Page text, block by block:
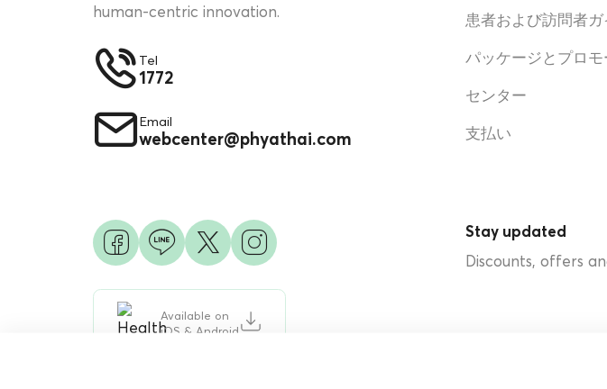
human-centric innovation.
Tel
1772
Email
webcenter@phyathai.com
患者および訪問者ガ
パッケージとプロ
センター
支払い
Available on
iOS & Android
Stay updated
Discounts, offers